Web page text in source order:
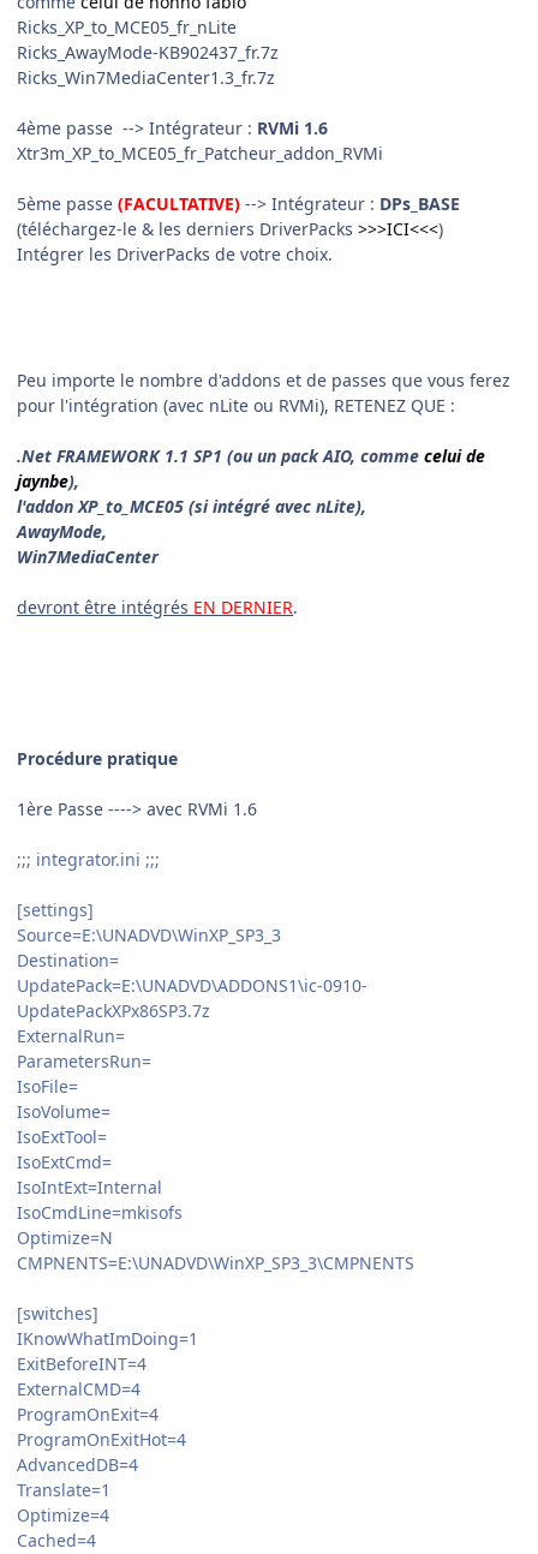
Ricks_XP_to_MCE05_fr_nLite
Ricks_AwayMode-KB902437_fr.7z
Ricks_Win7MediaCenter1.3_fr.7z
4ème passe --> Intégrateur : RVMi 1.6
Xtr3m_XP_to_MCE05_fr_Patcheur_addon_RVMi
5ème passe (FACULTATIVE) --> Intégrateur : DPs_BASE
(téléchargez-le & les derniers DriverPacks >>>ICI<<<)
Intégrer les DriverPacks de votre choix.
Peu importe le nombre d'addons et de passes que vous ferez
pour l'intégration (avec nLite ou RVMi), RETENEZ QUE :
.Net FRAMEWORK 1.1 SP1 (ou un pack AIO, comme celui de
jaynbe),
l'addon XP_to_MCE05 (si intégré avec nLite),
AwayMode,
Win7MediaCenter
devront être intégrés EN DERNIER.
Procédure pratique
1ère Passe ----> avec RVMi 1.6
;;; integrator.ini ;;;
[settings]
Source=E:\UNADVD\WinXP_SP3_3
Destination=
UpdatePack=E:\UNADVD\ADDONS1\ic-0910-
UpdatePackXPx86SP3.7z
ExternalRun=
ParametersRun=
IsoFile=
IsoVolume=
IsoExtTool=
IsoExtCmd=
IsoIntExt=Internal
IsoCmdLine=mkisofs
Optimize=N
CMPNENTS=E:\UNADVD\WinXP_SP3_3\CMPNENTS
[switches]
IKnowWhatImDoing=1
ExitBeforeINT=4
ExternalCMD=4
ProgramOnExit=4
ProgramOnExitHot=4
AdvancedDB=4
Translate=1
Optimize=4
Cached=4